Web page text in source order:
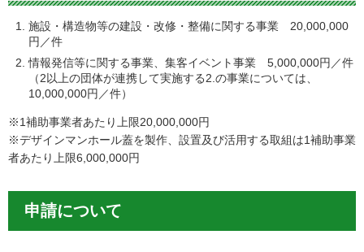
施設・構造物等の建設・改修・整備に関する事業 20,000,000
円／件
情報発信等に関する事業、集客イベント事業 5,000,000円／件
（2以上の団体が連携して実施する2.の事業については、
10,000,000円／件）
※1補助事業者あたり上限20,000,000円
※デザインマンホール蓋を製作、設置及び活用する取組は1補助事業
者あたり上限6,000,000円
申請について